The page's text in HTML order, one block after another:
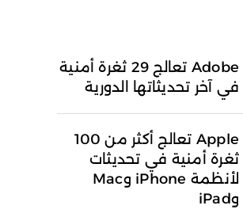
Adobe تعالج 29 ثغرة أمنية
في آخر تحديثاتها الدورية
Apple تعالج أكثر من 100
ثغرة أمنية في تحديثات
لأنظمة iPhone وMac
وiPad